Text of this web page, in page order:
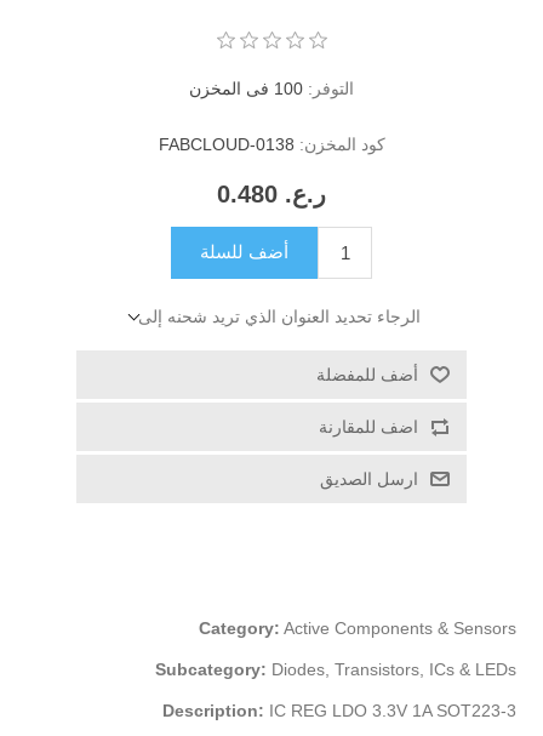
التوفر: 100 فى المخزن
كود المخزن: FABCLOUD-0138
ر.ع.‏‏ 0.480
أضف للسلة
الرجاء تحديد العنوان الذي تريد شحنه إلى
أضف للمفضلة
اضف للمقارنة
ارسل الصديق
Category: Active Components & Sensors
Subcategory: Diodes, Transistors, ICs & LEDs
Description: IC REG LDO 3.3V 1A SOT223-3